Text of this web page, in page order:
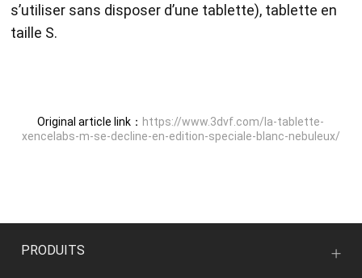
s’utiliser sans disposer d’une tablette), tablette en
taille S.
Original article link： https://www.3dvf.com/la-tablette-
xencelabs-m-se-decline-en-edition-speciale-blanc-nebuleux/
PRODUITS